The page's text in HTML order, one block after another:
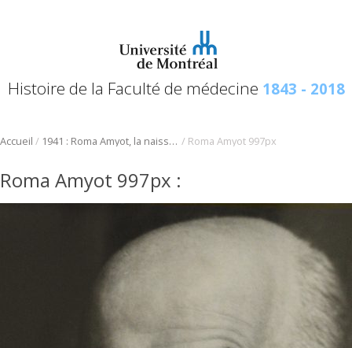
Histoire de la Faculté de médecine 1843 - 2018
Accueil / 1941 : Roma Amyot, la naissance de la neurologie en milieu francophone / Roma Amyot 997px
Roma Amyot 997px :